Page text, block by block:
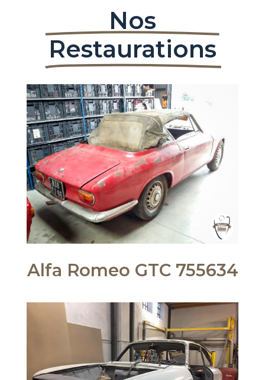
Nos
Restaurations
Alfa Romeo GTC 755634